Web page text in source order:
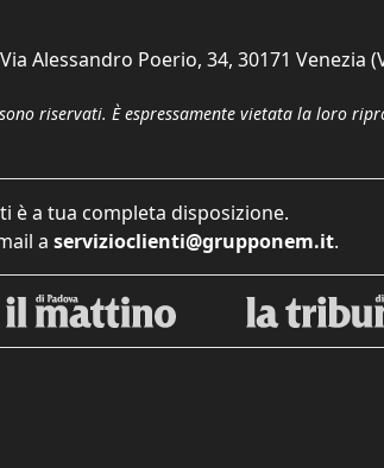
Alessandro Poerio, 34, 30171 Venezia
riservati. È espressamente vietata la loro
è a tua completa disposizione.
a servizioclienti@grupponem.it.